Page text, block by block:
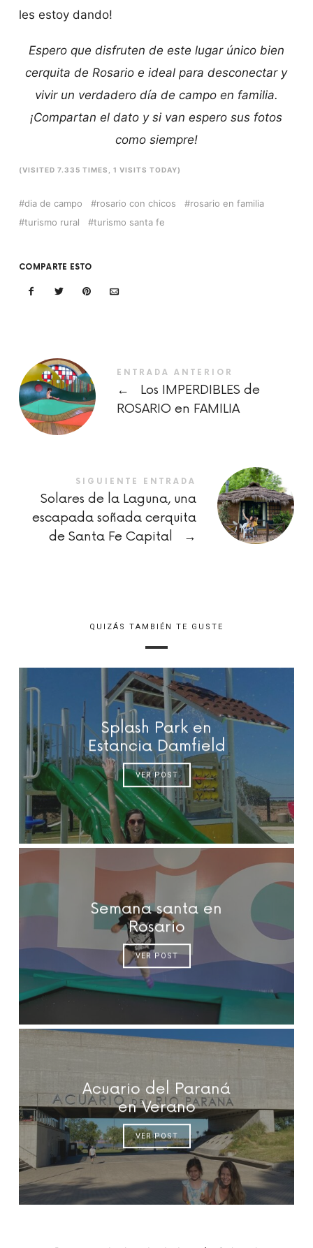
les estoy dando!
Espero que disfruten de este lugar único bien
cerquita de Rosario e ideal para desconectar y
vivir un verdadero día de campo en familia.
¡Compartan el dato y si van espero sus fotos
como siempre!
(VISITED 7.335 TIMES, 1 VISITS TODAY)
dia de campo rosario con chicos
rosario en familia
turismo rural
turismo santa fe
COMPARTE ESTO
ENTRADA ANTERIOR
←
Los IMPERDIBLES de
ROSARIO en FAMILIA
SIGUIENTE ENTRADA
Solares de la Laguna, una
escapada soñada cerquita
de Santa Fe Capital
→
QUIZÁS TAMBIÉN TE GUSTE
Splash Park en
Estancia Damfield
VER POST
Semana santa en
Rosario
VER POST
Acuario del Paraná
en Verano
VER POST